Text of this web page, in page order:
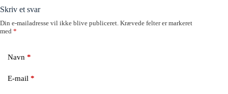
Skriv et svar
Din e-mailadresse vil ikke blive publiceret. Krævede felter er markeret
med *
Navn *
E-mail *